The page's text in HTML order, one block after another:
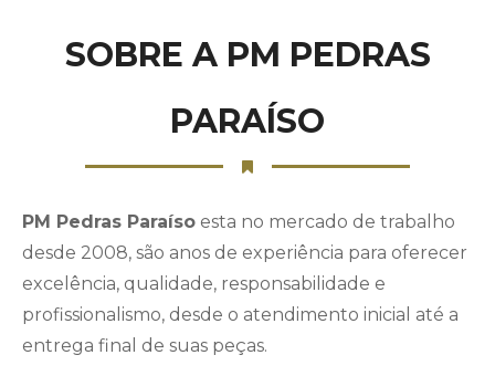
SOBRE A PM PEDRAS
PARAÍSO
PM Pedras Paraíso esta no mercado de trabalho
desde 2008, são anos de experiência para oferecer
excelência, qualidade, responsabilidade e
profissionalismo, desde o atendimento inicial até a
entrega final de suas peças.